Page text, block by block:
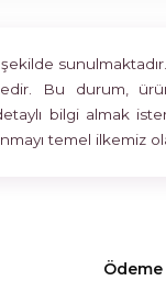
Bu durum,
bilgi
temel ilkemiz